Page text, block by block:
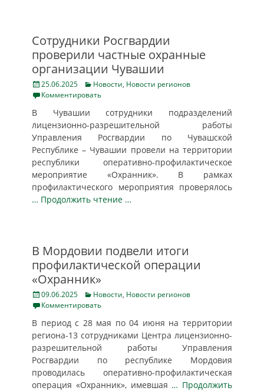
Сотрудники Росгвардии
проверили частные охранные
организации Чувашии
Posted
on
25.06.2025 Categories
Новости, Новости регионов
Комментировать
В Чувашии сотрудники подразделений
лицензионно-разрешительной работы
Управления Росгвардии по Чувашской
Республике – Чувашии провели на территории
республики оперативно-профилактическое
мероприятие «Охранник». В рамках
профилактического мероприятия проверялось
… Продолжить чтение …
В Мордовии подвели итоги
профилактической операции
«Охранник»
Posted
on
09.06.2025 Categories
Новости, Новости регионов
Комментировать
В период с 28 мая по 04 июня на территории
региона-13 сотрудниками Центра лицензионно-
разрешительной работы Управления
Росгвардии по республике Мордовия
проводилась оперативно-профилактическая
операция «Охранник», имевшая … Продолжить